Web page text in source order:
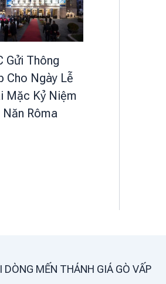
Gửi Thông
Cho Ngày Lễ
Mặc Kỷ Niệm
Năn Rôma
DÒNG MẾN THÁNH GIÁ GÒ VẤP